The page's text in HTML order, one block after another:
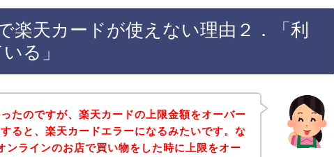
楽天カードが使えない理由２．「利
る」
たのですが、楽天カードの上限金額をオーバー
ると、楽天カードエラーになるみたいです。な
ンラインのお店で買い物をした時に上限をオー